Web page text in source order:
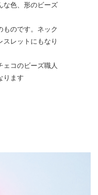
な色、形のビーズ
ものです。ネック
スレットにもなり
コのビーズ職人
ります